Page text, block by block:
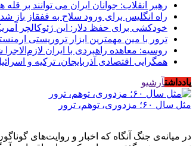
رهبر انقلاب: جوانان ایران می توانند بر قله
راه انگلیس برای ورود سلاح به قفقاز باز
خودکشی برای حفظ دلار: این ژئوکالچر
ترور با مین مهمترین ابزار تروریستی
روسیه: معاهده راهبردی با ایران
همگرایی اقتصادی آذربایجان، ترکیه و
یادداشتآرشیو
مثل سال ۶۰؛ مزدوری، توهم، ترور
در میانه‌ی جنگ آنگاه که اخبار و روایت‌های